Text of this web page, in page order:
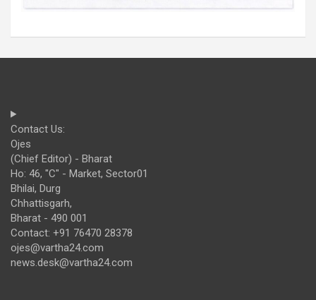
Contact Us:
Ojes
(Chief Editor) - Bharat
Ho: 46, "C" - Market, Sector01
Bhilai, Durg
Chhattisgarh,
Bharat - 490 001
Contact: +91 76470 28378
ojes@vartha24.com
news.desk@vartha24.com